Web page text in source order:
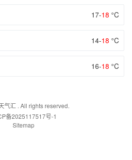
17-18 °C
14-18 °C
16-18 °C
气汇. All rights reserved.
备2025117517号-1
Sitemap